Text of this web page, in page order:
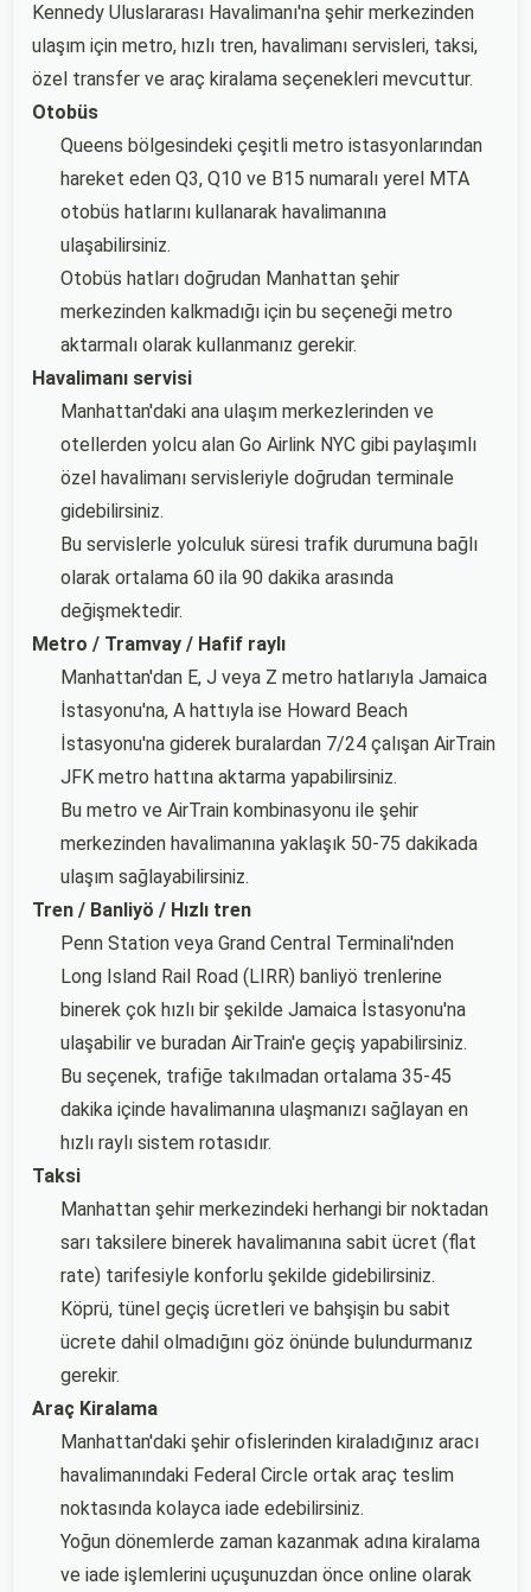
Kennedy Uluslararası Havalimanı'na şehir merkezinden
ulaşım için metro, hızlı tren, havalimanı servisleri, taksi,
özel transfer ve araç kiralama seçenekleri mevcuttur.
Otobüs
Queens bölgesindeki çeşitli metro istasyonlarından
hareket eden Q3, Q10 ve B15 numaralı yerel MTA
otobüs hatlarını kullanarak havalimanına
ulaşabilirsiniz.
Otobüs hatları doğrudan Manhattan şehir
merkezinden kalkmadığı için bu seçeneği metro
aktarmalı olarak kullanmanız gerekir.
Havalimanı servisi
Manhattan'daki ana ulaşım merkezlerinden ve
otellerden yolcu alan Go Airlink NYC gibi paylaşımlı
özel havalimanı servisleriyle doğrudan terminale
gidebilirsiniz.
Bu servislerle yolculuk süresi trafik durumuna bağlı
olarak ortalama 60 ila 90 dakika arasında
değişmektedir.
Metro / Tramvay / Hafif raylı
Manhattan'dan E, J veya Z metro hatlarıyla Jamaica
İstasyonu'na, A hattıyla ise Howard Beach
İstasyonu'na giderek buralardan 7/24 çalışan AirTrain
JFK metro hattına aktarma yapabilirsiniz.
Bu metro ve AirTrain kombinasyonu ile şehir
merkezinden havalimanına yaklaşık 50-75 dakikada
ulaşım sağlayabilirsiniz.
Tren / Banliyö / Hızlı tren
Penn Station veya Grand Central Terminali'nden
Long Island Rail Road (LIRR) banliyö trenlerine
binerek çok hızlı bir şekilde Jamaica İstasyonu'na
ulaşabilir ve buradan AirTrain'e geçiş yapabilirsiniz.
Bu seçenek, trafiğe takılmadan ortalama 35-45
dakika içinde havalimanına ulaşmanızı sağlayan en
hızlı raylı sistem rotasıdır.
Taksi
Manhattan şehir merkezindeki herhangi bir noktadan
sarı taksilere binerek havalimanına sabit ücret (flat
rate) tarifesiyle konforlu şekilde gidebilirsiniz.
Köprü, tünel geçiş ücretleri ve bahşişin bu sabit
ücrete dahil olmadığını göz önünde bulundurmanız
gerekir.
Araç Kiralama
Manhattan'daki şehir ofislerinden kiraladığınız aracı
havalimanındaki Federal Circle ortak araç teslim
noktasında kolayca iade edebilirsiniz.
Yoğun dönemlerde zaman kazanmak adına kiralama
ve iade işlemlerini uçuşunuzdan önce online olarak